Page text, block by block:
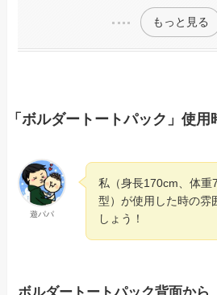
もっと見る
「ボルダートートパック」使
遊パパ
私（身長170cm、体重
型）が使用した時の雰
しょう！
ボルダートートパック背面から